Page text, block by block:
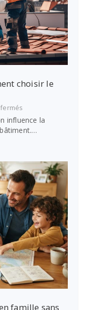
choisir le
Entreprise
toiture
Lyon :
bon
prestataire
influence la
famille sans